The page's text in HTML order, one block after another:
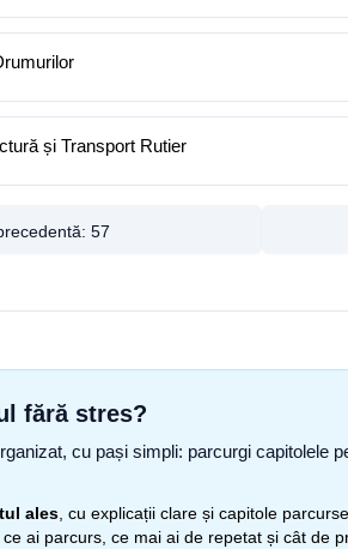
și Transport Rutier
57
fără stres?
cu pași simpli: parcurgi capitolele
ales , cu explicații clare și capitole
ai parcurs, ce mai ai de repetat și cât de